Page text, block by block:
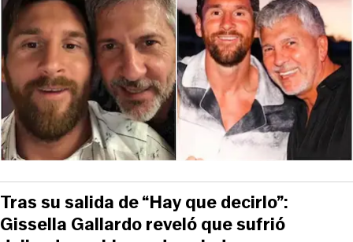
Tras su salida de “Hay que decirlo”:
Gissella Gallardo reveló que sufrió